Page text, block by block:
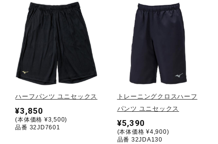
ソフトボール
ウィンタースポーツ
ワーキング
ハーフパンツ ユニセックス
¥3,850
(本体価格 ¥3,500)
品番 32JD7601
トレーニングクロスハーフ
パンツ ユニセックス
¥5,390
(本体価格 ¥4,900)
品番 32JDA130